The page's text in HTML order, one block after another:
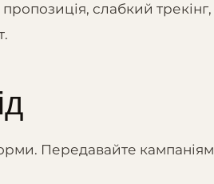
слабкий трекінг,
Передавайте кампаніям